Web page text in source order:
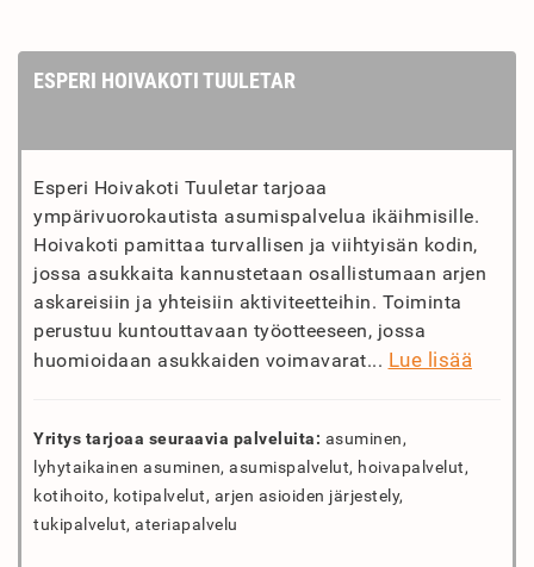
ESPERI HOIVAKOTI TUULETAR
Esperi Hoivakoti Tuuletar tarjoaa
ympärivuorokautista asumispalvelua ikäihmisille.
Hoivakoti pamittaa turvallisen ja viihtyisän kodin,
jossa asukkaita kannustetaan osallistumaan arjen
askareisiin ja yhteisiin aktiviteetteihin. Toiminta
perustuu kuntouttavaan työotteeseen, jossa
huomioidaan asukkaiden voimavarat... Lue lisää
Yritys tarjoaa seuraavia palveluita: asuminen,
lyhytaikainen asuminen, asumispalvelut, hoivapalvelut,
kotihoito, kotipalvelut, arjen asioiden järjestely,
tukipalvelut, ateriapalvelu